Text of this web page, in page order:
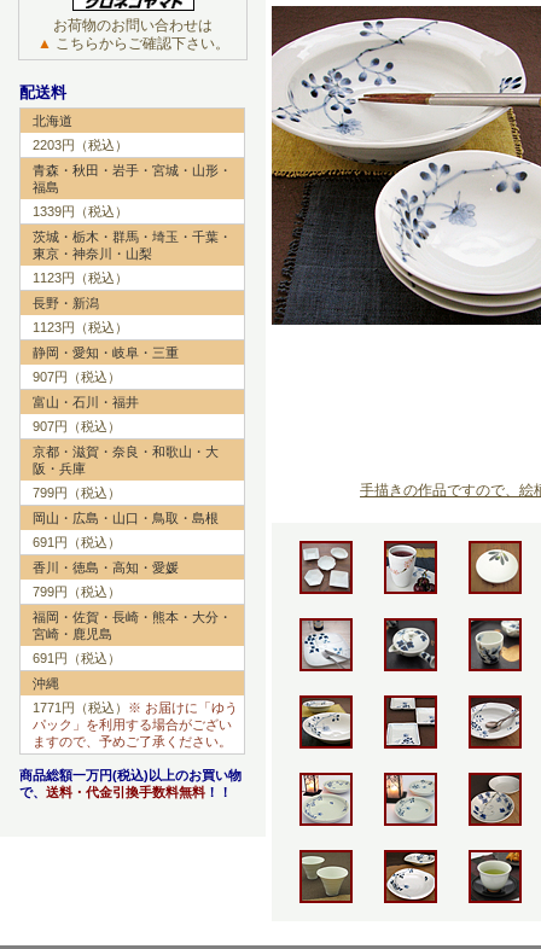
手描きの作品ですので、絵
お荷物のお問い合わせは
▲ こちらからご確認下さい。
配送料
北海道
2203円（税込）
青森・秋田・岩手・宮城・山形・
福島
1339円（税込）
茨城・栃木・群馬・埼玉・千葉・
東京・神奈川・山梨
1123円（税込）
長野・新潟
1123円（税込）
静岡・愛知・岐阜・三重
907円（税込）
富山・石川・福井
907円（税込）
京都・滋賀・奈良・和歌山・大
阪・兵庫
799円（税込）
岡山・広島・山口・鳥取・島根
691円（税込）
香川・徳島・高知・愛媛
799円（税込）
福岡・佐賀・長崎・熊本・大分・
宮崎・鹿児島
691円（税込）
沖縄
1771円（税込） ※ お届けに「ゆう
パック」を利用する場合がござい
ますので、予めご了承ください。
商品総額一万円(税込)以上のお買い物
で、 送料・代金引換手数料無料 ！！